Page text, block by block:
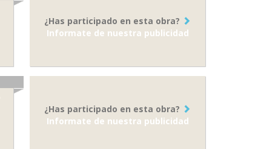
¿Has participado en esta obra?
Informate de nuestra publicidad
¿Has participado en esta obra?
Informate de nuestra publicidad